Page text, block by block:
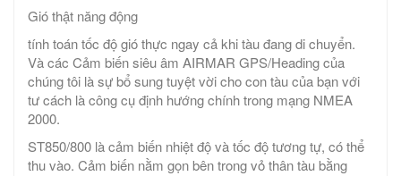
Gió thật năng động
tính toán tốc độ gió thực ngay cả khi tàu đang di chuyển.
Và các Cảm biến siêu âm AIRMAR GPS/Heading của
chúng tôi là sự bổ sung tuyệt vời cho con tàu của bạn với
tư cách là công cụ định hướng chính trong mạng NMEA
2000.
ST850/800 là cảm biến nhiệt độ và tốc độ tương tự, có thể
thu vào. Cảm biến nằm gọn bên trong vỏ thân tàu bằng